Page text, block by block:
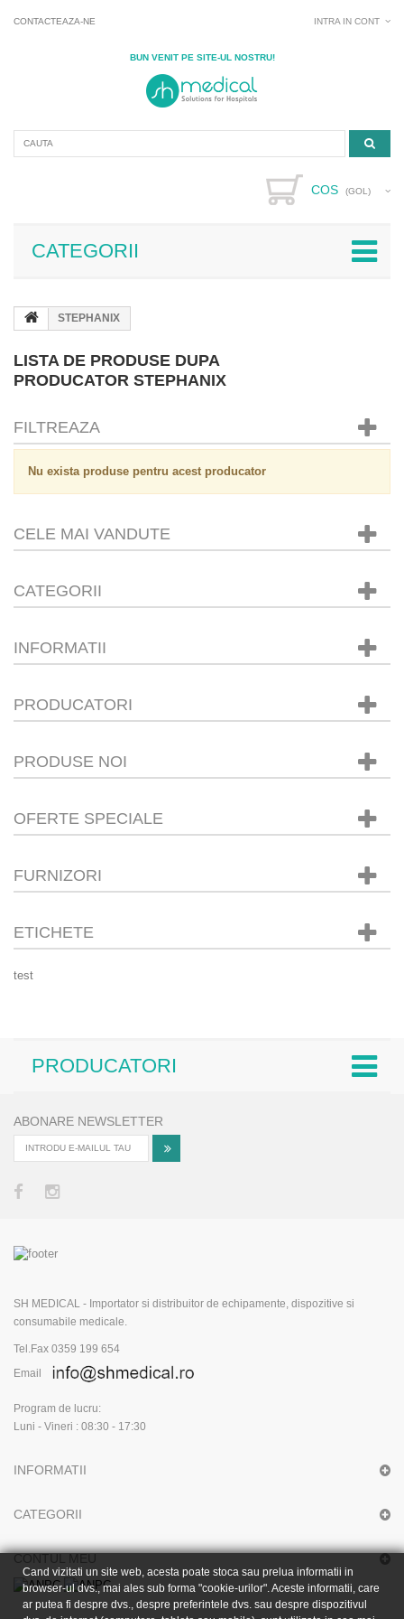
CONTACTEAZA-NE INTRA IN CONT
BUN VENIT PE SITE-UL NOSTRU!
COS (GOL)
CATEGORII
STEPHANIX
LISTA DE PRODUSE DUPA
PRODUCATOR STEPHANIX
FILTREAZA
Nu exista produse pentru acest producator
CELE MAI VANDUTE
CATEGORII
INFORMATII
PRODUCATORI
PRODUSE NOI
OFERTE SPECIALE
FURNIZORI
ETICHETE
test
PRODUCATORI
ABONARE NEWSLETTER
SH MEDICAL - Importator si distribuitor de echipamente, dispozitive si
consumabile medicale.
Tel.Fax 0359 199 654
Email
Program de lucru:
Luni - Vineri : 08:30 - 17:30
INFORMATII
CATEGORII
CONTUL MEU
Cand vizitati un site web, acesta poate stoca sau prelua informatii in
browser-ul dvs., mai ales sub forma "cookie-urilor". Aceste informatii, care
ar putea fi despre dvs., despre preferintele dvs. sau despre dispozitivul